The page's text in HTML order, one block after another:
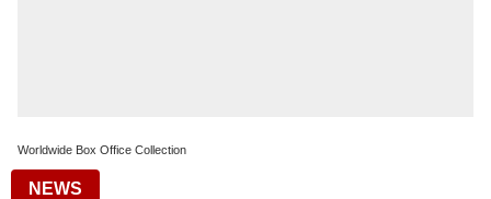
Worldwide Box Office Collection
NEWS